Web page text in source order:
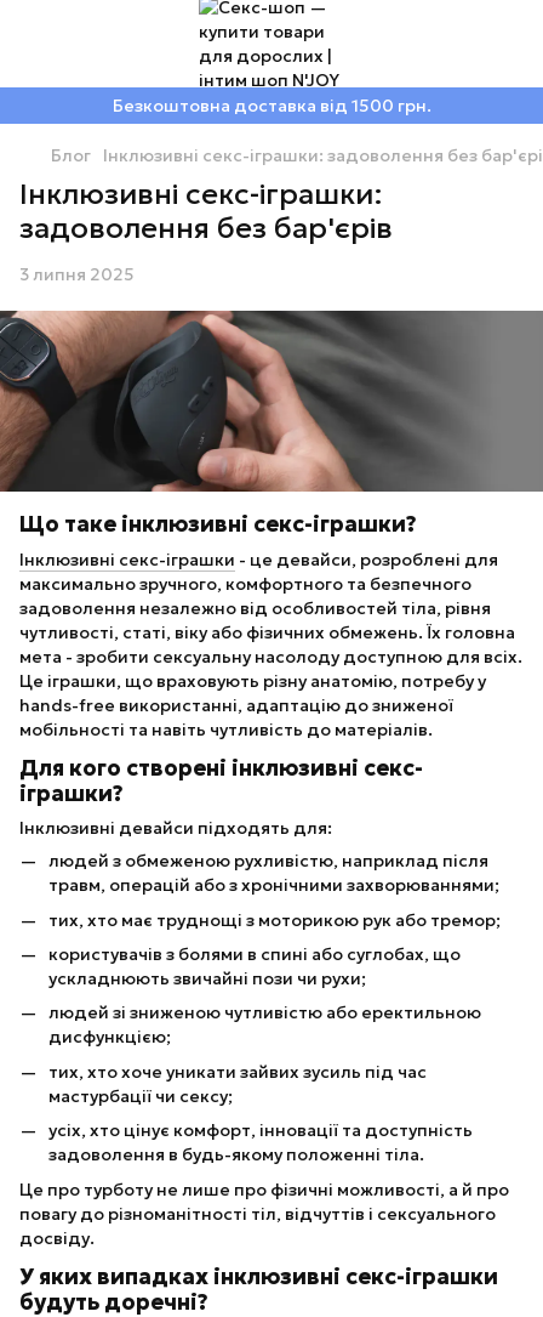
Безкоштовна доставка від 1500 грн.
Блог Інклюзивні секс-іграшки: задоволення без
Інклюзивні секс-іграшки:
задоволення без бар'єрів
3 липня 2025
Що таке інклюзивні секс-іграшки?
Інклюзивні секс-іграшки - це девайси, розроблені для
максимально зручного, комфортного та безпечного
задоволення незалежно від особливостей тіла, рівня
чутливості, статі, віку або фізичних обмежень. Їх головна
мета - зробити сексуальну насолоду доступною для всіх.
Це іграшки, що враховують різну анатомію, потребу у
hands-free використанні, адаптацію до зниженої
мобільності та навіть чутливість до матеріалів.
Для кого створені інклюзивні секс-
іграшки?
Інклюзивні девайси підходять для:
людей з обмеженою рухливістю, наприклад після
травм, операцій або з хронічними захворюваннями;
тих, хто має труднощі з моторикою рук або тремор;
користувачів з болями в спині або суглобах, що
ускладнюють звичайні пози чи рухи;
людей зі зниженою чутливістю або еректильною
дисфункцією;
тих, хто хоче уникати зайвих зусиль під час
мастурбації чи сексу;
усіх, хто цінує комфорт, інновації та доступність
задоволення в будь-якому положенні тіла.
Це про турботу не лише про фізичні можливості, а й про
повагу до різноманітності тіл, відчуттів і сексуального
досвіду.
У яких випадках інклюзивні секс-іграшки
будуть доречні?